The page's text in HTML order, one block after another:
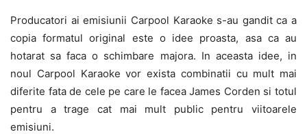
Producatori ai emisiunii Carpool Karaoke s-au gandit ca a
copia formatul original este o idee proasta, asa ca au
hotarat sa faca o schimbare majora. In aceasta idee, in
noul Carpool Karaoke vor exista combinatii cu mult mai
diferite fata de cele pe care le facea James Corden si totul
pentru a trage cat mai mult public pentru viitoarele
emisiuni.